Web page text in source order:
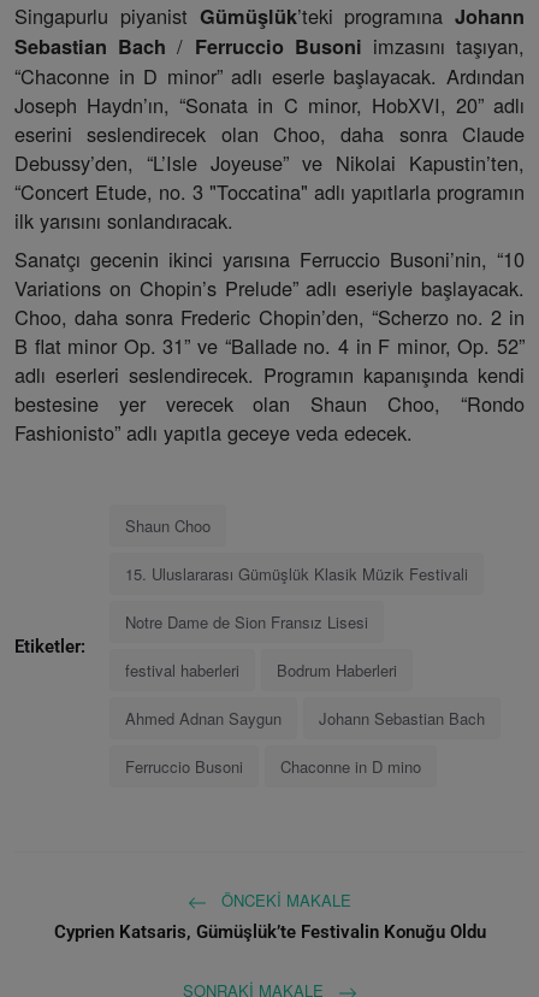
Singapurlu piyanist Gümüşlük’teki programına Johann
Sebastian Bach / Ferruccio Busoni imzasını taşıyan,
“Chaconne in D minor” adlı eserle başlayacak. Ardından
Joseph Haydn’ın, “Sonata in C minor, HobXVI, 20” adlı
eserini seslendirecek olan Choo, daha sonra Claude
Debussy’den, “L’Isle Joyeuse” ve Nikolai Kapustin’ten,
“Concert Etude, no. 3 "Toccatina" adlı yapıtlarla programın
ilk yarısını sonlandıracak.
Sanatçı gecenin ikinci yarısına Ferruccio Busoni’nin, “10
Variations on Chopin’s Prelude” adlı eseriyle başlayacak.
Choo, daha sonra Frederic Chopin’den, “Scherzo no. 2 in
B flat minor Op. 31” ve “Ballade no. 4 in F minor, Op. 52”
adlı eserleri seslendirecek. Programın kapanışında kendi
bestesine yer verecek olan Shaun Choo, “Rondo
Fashionisto” adlı yapıtla geceye veda edecek.
Etiketler:
Shaun Choo
15. Uluslararası Gümüşlük Klasik Müzik Festivali
Notre Dame de Sion Fransız Lisesi
festival haberleri Bodrum Haberleri
Ahmed Adnan Saygun Johann Sebastian Bach
Ferruccio Busoni Chaconne in D mino
ÖNCEKI MAKALE
Cyprien Katsaris, Gümüşlük’te Festivalin Konuğu Oldu
SONRAKI MAKALE